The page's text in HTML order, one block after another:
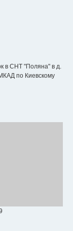
в СНТ "Поляна" в д.
по Киевскому